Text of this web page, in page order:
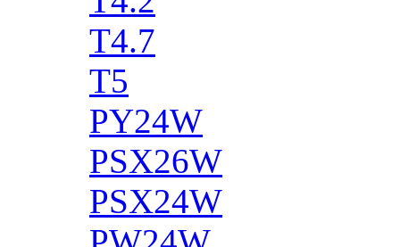
T4.7
T5
PY24W
PSX26W
PSX24W